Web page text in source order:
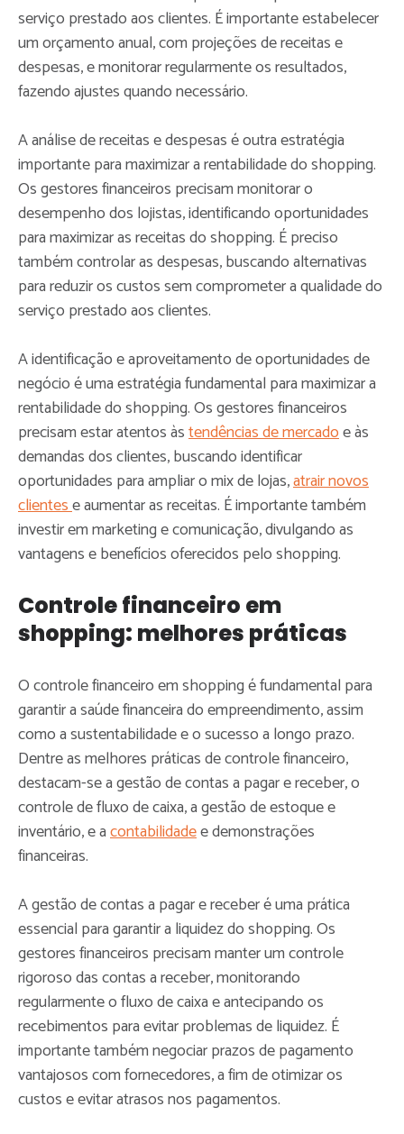
serviço prestado aos clientes. É importante estabelecer
um orçamento anual, com projeções de receitas e
despesas, e monitorar regularmente os resultados,
fazendo ajustes quando necessário.
A análise de receitas e despesas é outra estratégia
importante para maximizar a rentabilidade do shopping.
Os gestores financeiros precisam monitorar o
desempenho dos lojistas, identificando oportunidades
para maximizar as receitas do shopping. É preciso
também controlar as despesas, buscando alternativas
para reduzir os custos sem comprometer a qualidade do
serviço prestado aos clientes.
A identificação e aproveitamento de oportunidades de
negócio é uma estratégia fundamental para maximizar a
rentabilidade do shopping. Os gestores financeiros
precisam estar atentos àstendências de mercadoe às
demandas dos clientes, buscando identificar
oportunidades para ampliar o mix de lojas,atrair novos
clientese aumentar as receitas. É importante também
investir em marketing e comunicação, divulgando as
vantagens e benefícios oferecidos pelo shopping.
Controle financeiro em
shopping: melhores práticas
O controle financeiro em shopping é fundamental para
garantir a saúde financeira do empreendimento, assim
como a sustentabilidade e o sucesso a longo prazo.
Dentre as melhores práticas de controle financeiro,
destacam-se a gestão de contas a pagar e receber, o
controle de fluxo de caixa, a gestão de estoque e
inventário, e acontabilidadee demonstrações
financeiras.
A gestão de contas a pagar e receber é uma prática
essencial para garantir a liquidez do shopping. Os
gestores financeiros precisam manter um controle
rigoroso das contas a receber, monitorando
regularmente o fluxo de caixa e antecipando os
recebimentos para evitar problemas de liquidez. É
importante também negociar prazos de pagamento
vantajosos com fornecedores, a fim de otimizar os
custos e evitar atrasos nos pagamentos.